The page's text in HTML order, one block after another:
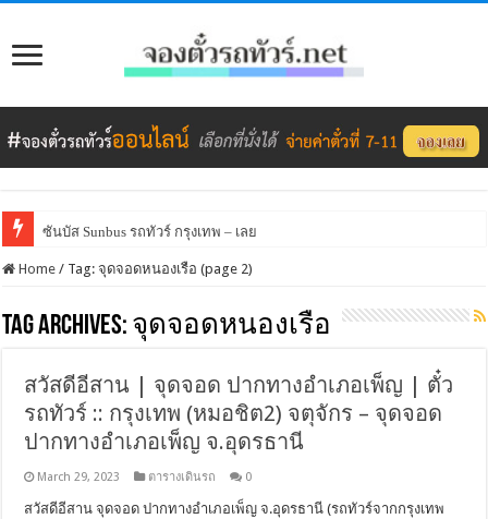
ซันบัส Sunbus รถทัวร์ กรุงเทพ – เลย
Home / Tag:จุดจอดหนองเรือ (page 2)
Tag Archives: จุดจอดหนองเรือ
สวัสดีอีสาน | จุดจอด ปากทางอำเภอเพ็ญ | ตั๋ว
รถทัวร์ :: กรุงเทพ (หมอชิต2) จตุจักร – จุดจอด
ปากทางอำเภอเพ็ญ จ.อุดรธานี
March 29, 2023 ตารางเดินรถ 0
สวัสดีอีสาน จุดจอด ปากทางอำเภอเพ็ญ จ.อุดรธานี (รถทัวร์จากกรุงเทพ